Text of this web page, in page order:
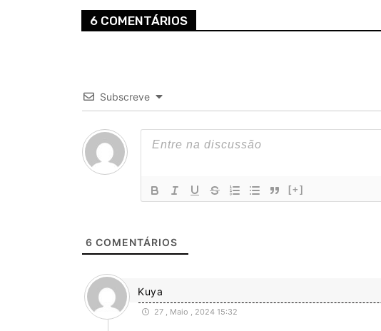
6 COMENTÁRIOS
Subscreve
[+]
6 COMENTÁRIOS
Kuya
27 , Maio , 2024 15:32